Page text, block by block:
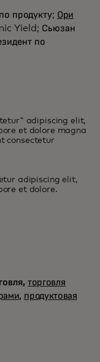
продукту; Ори
Yield; Сьюзан
по
adipiscing elit,
et dolore magna
consectetur
adipiscing elit,
et dolore.
торговля
продуктовая